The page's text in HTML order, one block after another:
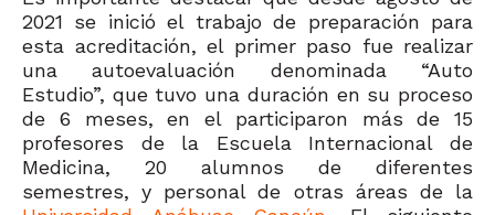
2021 se inició el trabajo de preparación para
esta acreditación, el primer paso fue realizar
una autoevaluación denominada “Auto
Estudio”, que tuvo una duración en su proceso
de 6 meses, en el participaron más de 15
profesores de la Escuela Internacional de
Medicina, 20 alumnos de diferentes
semestres, y personal de otras áreas de la